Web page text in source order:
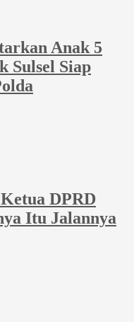
Anak 5
Sulsel Siap
DPRD
Itu Jalannya